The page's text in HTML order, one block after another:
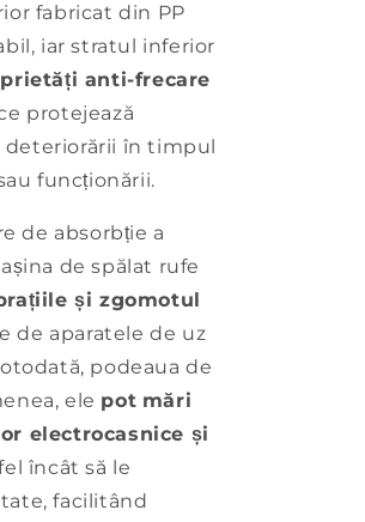
fabricat din PP
iar stratul inferior
anti-frecare
protejează
în timpul
funcționării.
de absorbție a
de spălat rufe
și zgomotul
de aparatele de uz
podeaua de
ele pot mări
electrocasnice și
încât să le
facilitând